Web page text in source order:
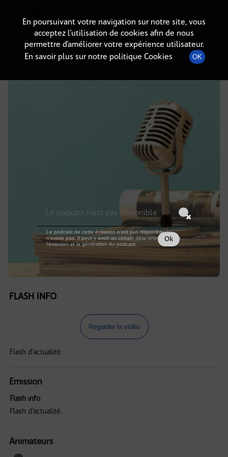
DÉTAILS DE L'ÉPISODE
24 novembre 2024à 10h59, durée : Invalid date
FLASH INFO
Regarder la vidéo
Flash d'actualité.
Emission
Flash info
Flash d'actualité.
Animateurs
En poursuivant votre navigation sur notre site, vous
acceptez l’utilisation de cookies afin de nous
permettre d’améliorer votre expérience utilisateur.
En savoir plus sur notre politique Cookies
OK
Le podcast n'est pas disponible
Le podcast de cette émission n'est pas disponible ou
n'existe pas. Il peut y avoir un certain délai entre la fin de
l'émission et la génération du podcast.
Ok